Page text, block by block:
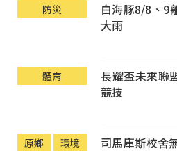
防災
白海豚8/8、9
大雨
體育
長耀盃未來聯
競技
原鄉 環境
司馬庫斯校舍